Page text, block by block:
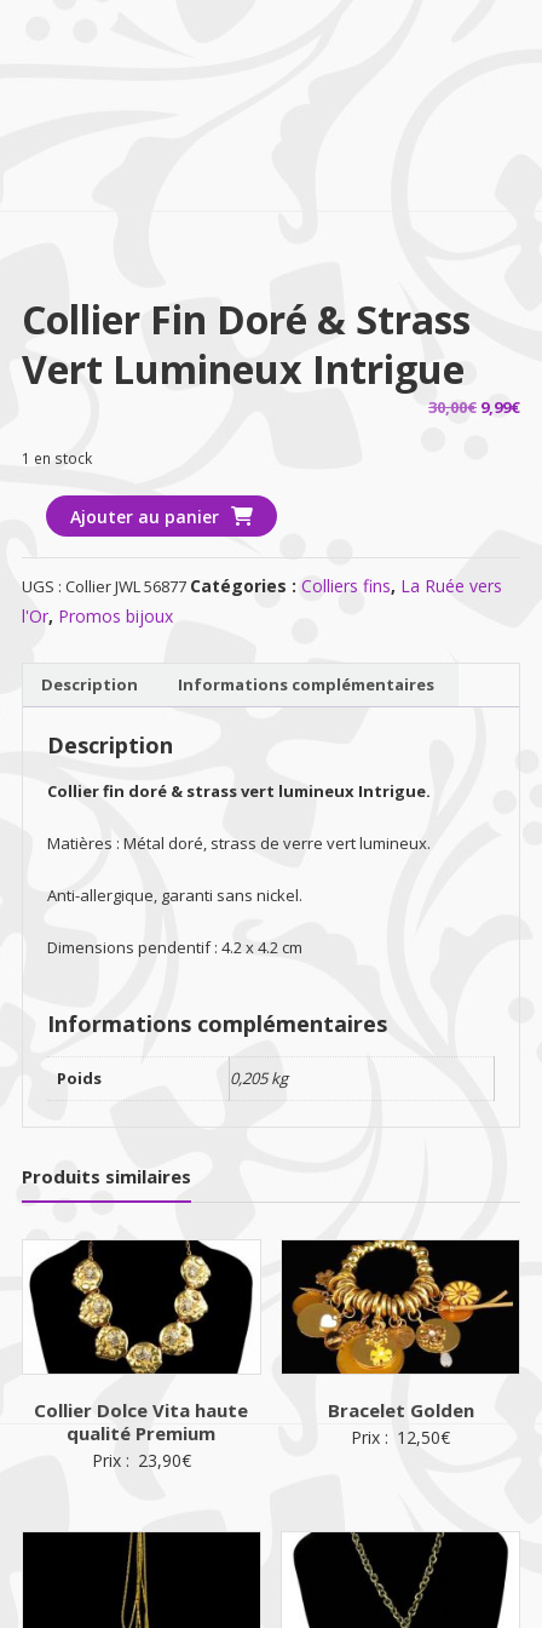
Collier Fin Doré & Strass
Vert Lumineux Intrigue
30,00€ Le
9,99€Le
1 en stock
quantité
Collier
fin
doré
strass
vert
Intrigue
Ajouter au panier
UGS : Collier JWL 56877 Catégories : Colliers fins, La Ruée vers
l'Or, Promos bijoux
Description Informations complémentaires
Description
Collier fin doré & strass vert lumineux Intrigue.
Matières : Métal doré, strass de verre vert lumineux.
Anti-allergique, garanti sans nickel.
Dimensions pendentif : 4.2 x 4.2 cm
Informations complémentaires
Poids 0,205 kg
Produits similaires
Collier Dolce Vita haute
qualité Premium
Prix : 23,90€
Bracelet Golden
Prix : 12,50€